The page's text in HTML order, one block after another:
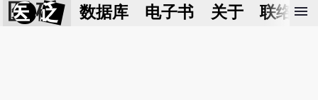
医 砭 数据库 电子书 关于 联络我
menu